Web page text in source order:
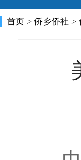
首页 > 侨乡侨社 >